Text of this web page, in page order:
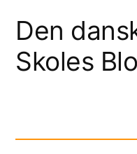
content
Den
Skoles